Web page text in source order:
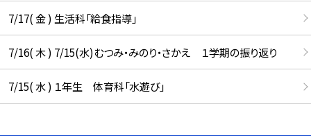
7/17( 金 ) 生活科「給食指導」
7/16( 木 ) 7/15(水)むつみ・みのり・さかえ １学期の振り返り
7/15( 水 ) １年生 体育科「水遊び」